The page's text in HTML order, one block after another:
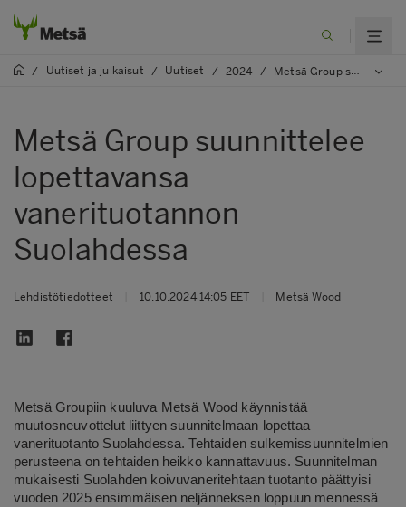
/ Uutiset ja julkaisut / Uutiset / 2024 / Metsä Group suunnittelee lopettavansa vanerituotannon Suolahdessa
Metsä Group suunnittelee
lopettavansa
vanerituotannon
Suolahdessa
Lehdistötiedotteet 10.10.2024 14:05 EET Metsä Wood
Metsä Groupiin kuuluva Metsä Wood käynnistää
muutosneuvottelut liittyen suunnitelmaan lopettaa
vanerituotanto Suolahdessa. Tehtaiden sulkemissuunnitelmien
perusteena on tehtaiden heikko kannattavuus. Suunnitelman
mukaisesti Suolahden koivuvaneritehtaan tuotanto päättyisi
vuoden 2025 ensimmäisen neljänneksen loppuun mennessä